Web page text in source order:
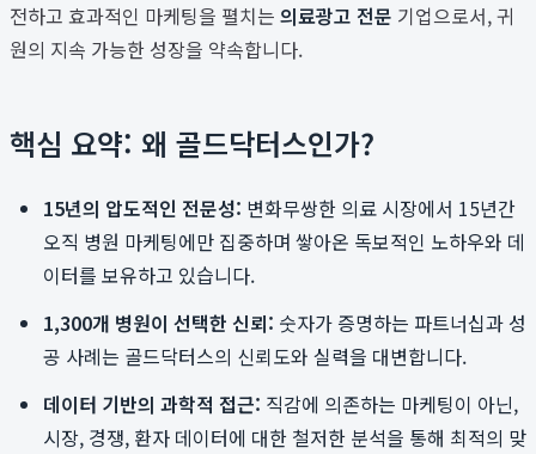
전하고 효과적인 마케팅을 펼치는 의료광고 전문 기업으로서, 귀
원의 지속 가능한 성장을 약속합니다.
핵심 요약: 왜 골드닥터스인가?
15년의 압도적인 전문성: 변화무쌍한 의료 시장에서 15년간
오직 병원 마케팅에만 집중하며 쌓아온 독보적인 노하우와 데
이터를 보유하고 있습니다.
1,300개 병원이 선택한 신뢰: 숫자가 증명하는 파트너십과 성
공 사례는 골드닥터스의 신뢰도와 실력을 대변합니다.
데이터 기반의 과학적 접근: 직감에 의존하는 마케팅이 아닌,
시장, 경쟁, 환자 데이터에 대한 철저한 분석을 통해 최적의 맞